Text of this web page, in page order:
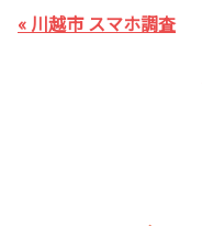
« 川越市 スマホ調査